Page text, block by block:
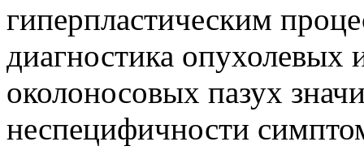
гиперпластическим
диагностика опухолевых
околоносовых пазух
неспецифичности